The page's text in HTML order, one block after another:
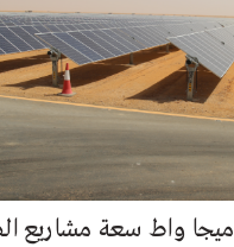
السعودية: 6551 ميجا واط سعة مشاريع